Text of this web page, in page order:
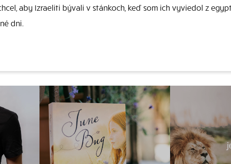
aby Izraeliti bývali v stánkoch, keď som ich vyviedol z
dni.